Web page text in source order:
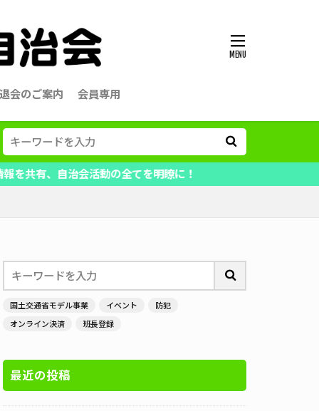
会のご案内 会員専用
会活動の全てを明瞭に！
国土交通省モデル事業 イベント
防犯
オンライン決済
班長登録
最近の投稿